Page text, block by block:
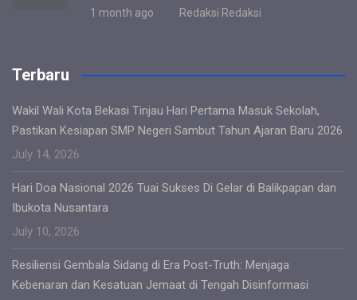
1 month ago Redaksi Redaksi
Terbaru
Wakil Wali Kota Bekasi Tinjau Hari Pertama Masuk Sekolah,
Pastikan Kesiapan SMP Negeri Sambut Tahun Ajaran Baru 2026
July 14, 2026
Hari Doa Nasional 2026 Tuai Sukses Di Gelar di Balikpapan dan
Ibukota Nusantara
July 10, 2026
Resiliensi Gembala Sidang di Era Post-Truth: Menjaga
Kebenaran dan Kesatuan Jemaat di Tengah Disinformasi